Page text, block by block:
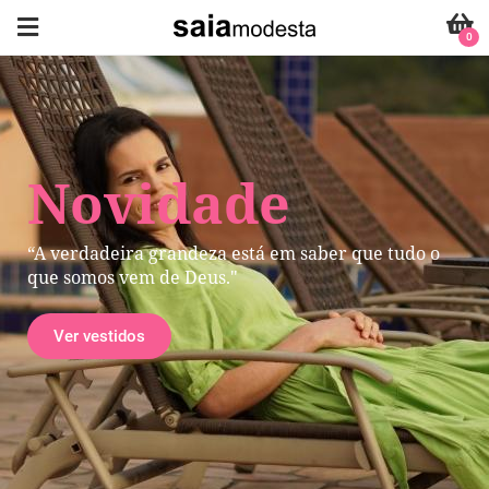
Novidade
“A verdadeira grandeza está em saber que tudo o
que somos vem de Deus."
Ver vestidos
0